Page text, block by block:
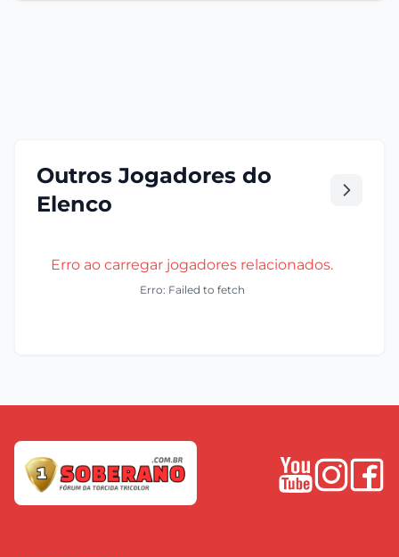
Outros Jogadores do
Elenco
Erro ao carregar jogadores relacionados.
Erro: Failed to fetch